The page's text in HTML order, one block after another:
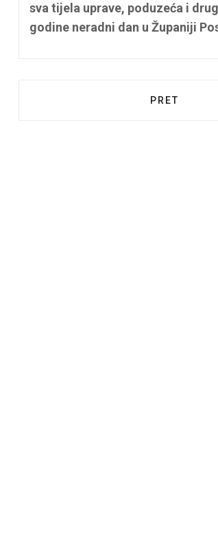
sva tijela uprave, poduzeća i
godine neradni dan u Županiji
PRET